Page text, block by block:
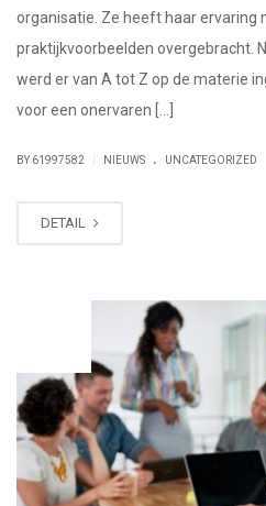
organisatie. Ze heeft haar ervaring
praktijkvoorbeelden overgebracht.
werd er van A tot Z op de materie
voor een onervaren […]
BY 61997582 NIEUWS . UNCATEGORIZED
DETAIL